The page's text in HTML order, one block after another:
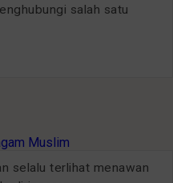
salah satu
selalu terlihat menawan